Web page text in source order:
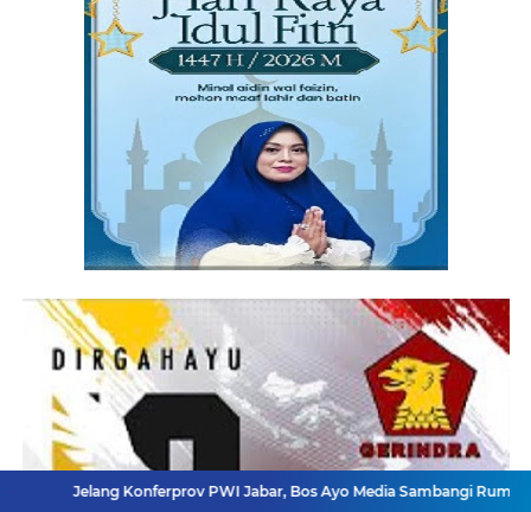
Konferprov PWI Jabar, Bos Ayo Media Sambangi Rumah PWI Kota